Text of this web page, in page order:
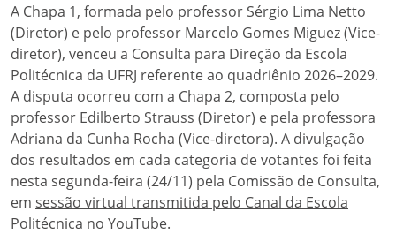
A Chapa 1, formada pelo professor Sérgio Lima Netto
(Diretor) e pelo professor Marcelo Gomes Miguez (Vice-
diretor), venceu a Consulta para Direção da Escola
Politécnica da UFRJ referente ao quadriênio 2026–2029.
A disputa ocorreu com a Chapa 2, composta pelo
professor Edilberto Strauss (Diretor) e pela professora
Adriana da Cunha Rocha (Vice-diretora). A divulgação
dos resultados em cada categoria de votantes foi feita
nesta segunda-feira (24/11) pela Comissão de Consulta,
em sessão virtual transmitida pelo Canal da Escola
Politécnica no YouTube.